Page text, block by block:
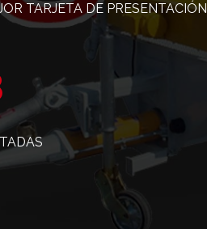
TARJETA DE PRESENTACIÓN